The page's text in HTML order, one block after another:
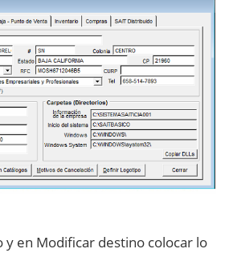
y en Modificar destino colocar lo